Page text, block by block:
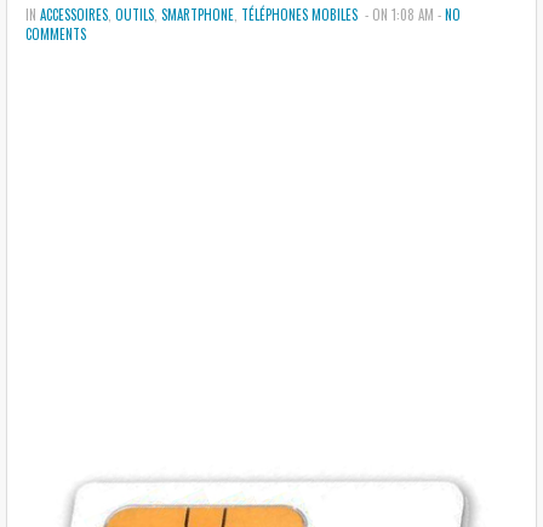
IN ACCESSOIRES OUTILS SMARTPHONE TÉLÉPHONES MOBILES - ON 1:08 AM -NO
COMMENTS